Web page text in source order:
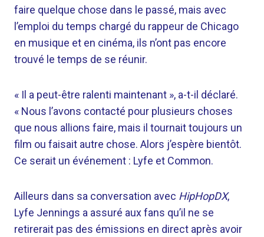
faire quelque chose dans le passé, mais avec
l’emploi du temps chargé du rappeur de Chicago
en musique et en cinéma, ils n’ont pas encore
trouvé le temps de se réunir.
« Il a peut-être ralenti maintenant », a-t-il déclaré.
« Nous l’avons contacté pour plusieurs choses
que nous allions faire, mais il tournait toujours un
film ou faisait autre chose. Alors j’espère bientôt.
Ce serait un événement : Lyfe et Common.
Ailleurs dans sa conversation avec HipHopDX,
Lyfe Jennings a assuré aux fans qu’il ne se
retirerait pas des émissions en direct après avoir